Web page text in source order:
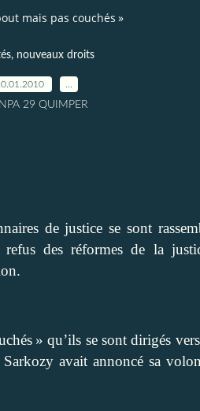
mais pas couchés »
nouveaux droits
29 QUIMPER
de justice se sont
des réformes de la
» qu’ils se sont dirigés
avait annoncé sa